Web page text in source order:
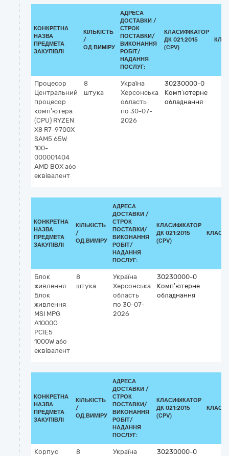
КОНКРЕТНА
НАЗВА
ПРЕДМЕТА
ЗАКУПІВЛІ
КІЛЬКІСТЬ
/
ОД.ВИМІРУ
АДРЕСА
ДОСТАВКИ /
СТРОК
ПОСТАВКИ/
ВИКОНАННЯ
РОБІТ/
НАДАННЯ
ПОСЛУГ:
КЛАСИФІКАТОР
ДК 021:2015
(CPV)
Процесор
Центральний
процесор
комп’ютера
(CPU) RYZEN
X8 R7-9700X
SAM5 65W
100-
000001404
AMD BOX або
еквівалент
8
штука
Україна
Херсонська
область
по 30-07-
2026
30230000-0
Комп’ютерне
обладнання
КОНКРЕТНА
НАЗВА
ПРЕДМЕТА
ЗАКУПІВЛІ
КІЛЬКІСТЬ
/
ОД.ВИМІРУ
АДРЕСА
ДОСТАВКИ /
СТРОК
ПОСТАВКИ/
ВИКОНАННЯ
РОБІТ/
НАДАННЯ
ПОСЛУГ:
КЛАСИФІКАТОР
ДК 021:2015
(CPV)
Блок
живлення
Блок
живлення
MSI MPG
A1000G
PCIE5
1000W або
еквівалент
8
штука
Україна
Херсонська
область
по 30-07-
2026
30230000-0
Комп’ютерне
обладнання
КОНКРЕТНА
НАЗВА
ПРЕДМЕТА
ЗАКУПІВЛІ
КІЛЬКІСТЬ
/
ОД.ВИМІРУ
АДРЕСА
ДОСТАВКИ /
СТРОК
ПОСТАВКИ/
ВИКОНАННЯ
РОБІТ/
НАДАННЯ
ПОСЛУГ:
КЛАСИФІКАТОР
ДК 021:2015
(CPV)
Корпус
8
Україна
30230000-0